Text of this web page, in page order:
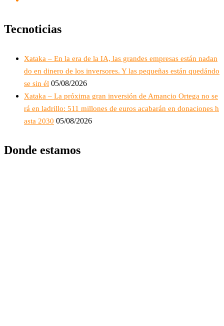
Tecnoticias
Xataka – En la era de la IA, las grandes empresas están nadan
do en dinero de los inversores. Y las pequeñas están quedándo
se sin él 05/08/2026
Xataka – La próxima gran inversión de Amancio Ortega no se
rá en ladrillo: 511 millones de euros acabarán en donaciones h
asta 2030 05/08/2026
Donde estamos